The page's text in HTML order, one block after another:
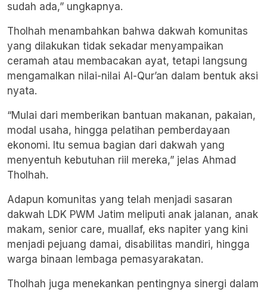
sudah ada,” ungkapnya.
Tholhah menambahkan bahwa dakwah komunitas
yang dilakukan tidak sekadar menyampaikan
ceramah atau membacakan ayat, tetapi langsung
mengamalkan nilai-nilai Al-Qur’an dalam bentuk aksi
nyata.
“Mulai dari memberikan bantuan makanan, pakaian,
modal usaha, hingga pelatihan pemberdayaan
ekonomi. Itu semua bagian dari dakwah yang
menyentuh kebutuhan riil mereka,” jelas Ahmad
Tholhah.
Adapun komunitas yang telah menjadi sasaran
dakwah LDK PWM Jatim meliputi anak jalanan, anak
makam, senior care, muallaf, eks napiter yang kini
menjadi pejuang damai, disabilitas mandiri, hingga
warga binaan lembaga pemasyarakatan.
Tholhah juga menekankan pentingnya sinergi dalam